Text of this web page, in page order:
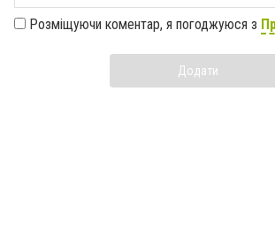
Розміщуючи коментар, я погоджуюся з
Додати